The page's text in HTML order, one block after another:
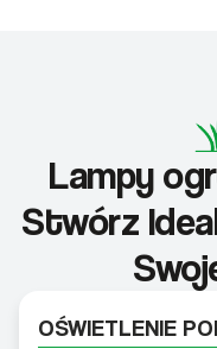
Lampy
Stwórz
OŚWIETLENIE